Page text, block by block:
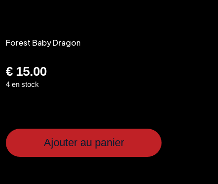
Forest Baby Dragon
€ 15.00
4 en stock
Ajouter au panier